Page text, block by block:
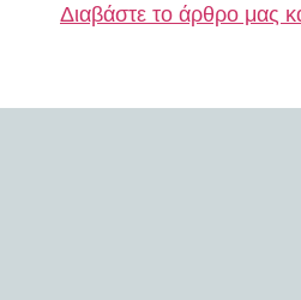
Διαβάστε το άρθρο μας